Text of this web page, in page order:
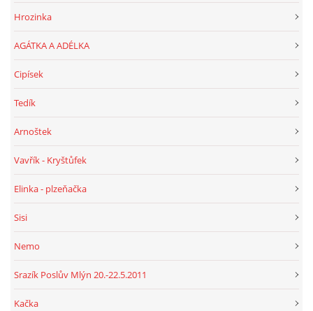
Hrozinka
AGÁTKA A ADÉLKA
Cipísek
Tedík
Arnoštek
Vavřík - Kryštůfek
Elinka - plzeňačka
Sisi
Nemo
Srazík Poslův Mlýn 20.-22.5.2011
Kačka